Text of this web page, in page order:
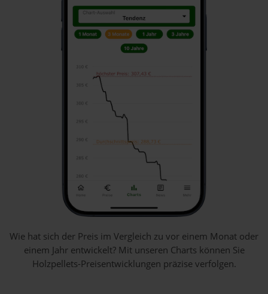
Wie hat sich der Preis im Vergleich zu vor einem Monat oder
einem Jahr entwickelt? Mit unseren Charts können Sie
Holzpellets-Preisentwicklungen präzise verfolgen.